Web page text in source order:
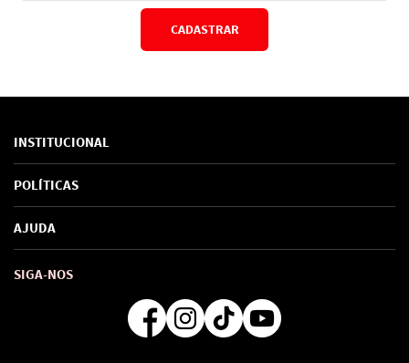
CADASTRAR
INSTITUCIONAL
Sobre Nós
Marcas
SAC de marcas
Como comprar
POLÍTICAS
Política de Privacidade
Troca e Devoluções
Formas de Pagamento
Regra de Frete Grátis
AJUDA
SIGA-NOS